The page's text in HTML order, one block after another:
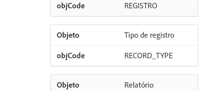
REGISTRO
Tipo de registro
RECORD_TYPE
Relatório